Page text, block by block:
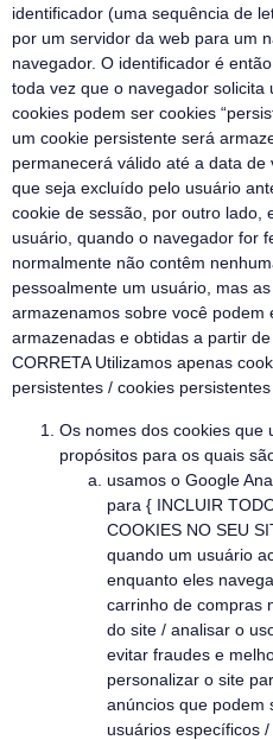
identificador (uma sequência de
por um servidor da web para um
navegador. O identificador é
toda vez que o navegador solicita
cookies podem ser cookies
um cookie persistente será
permanecerá válido até a data
que seja excluído pelo usuário
cookie de sessão, por outro lado,
usuário, quando o navegador for
normalmente não contêm
pessoalmente um usuário, mas
armazenamos sobre você podem
armazenadas e obtidas a partir
CORRETA Utilizamos apenas
persistentes / cookies
Os nomes dos cookies que
propósitos para os quais
usamos o Google
para { INCLUIR
COOKIES NO SEU
quando um usuário
enquanto eles
carrinho de compras
do site / analisar o
evitar fraudes e
personalizar o site
anúncios que podem
usuários específicos